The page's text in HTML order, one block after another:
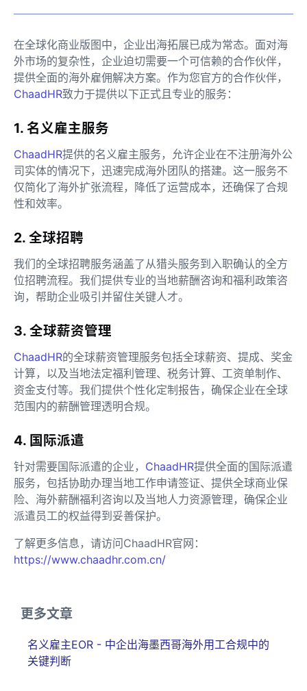
在全球化商业版图中，企业出海拓展已成为常态。面对海
外市场的复杂性，企业迫切需要一个可信赖的合作伙伴，
提供全面的海外雇佣解决方案。作为您官方的合作伙伴，
ChaadHR致力于提供以下正式且专业的服务：
1. 名义雇主服务
ChaadHR提供的名义雇主服务，允许企业在不注册海外公
司实体的情况下，迅速完成海外团队的搭建。这一服务不
仅简化了海外扩张流程，降低了运营成本，还确保了合规
性和效率。
2. 全球招聘
我们的全球招聘服务涵盖了从猎头服务到入职确认的全方
位招聘流程。我们提供专业的当地薪酬咨询和福利政策咨
询，帮助企业吸引并留住关键人才。
3. 全球薪资管理
ChaadHR的全球薪资管理服务包括全球薪资、提成、奖金
计算，以及当地法定福利管理、税务计算、工资单制作、
资金支付等。我们提供个性化定制报告，确保企业在全球
范围内的薪酬管理透明合规。
4. 国际派遣
针对需要国际派遣的企业， ChaadHR提供全面的国际派遣
服务，包括协助办理当地工作申请签证、提供全球商业保
险、海外薪酬福利咨询以及当地人力资源管理，确保企业
派遣员工的权益得到妥善保护。
了解更多信息，请访问ChaadHR官网：
https://www.chaadhr.com.cn/
更多文章
名义雇主EOR - 中企出海墨西哥海外用工合规中的
关键判断